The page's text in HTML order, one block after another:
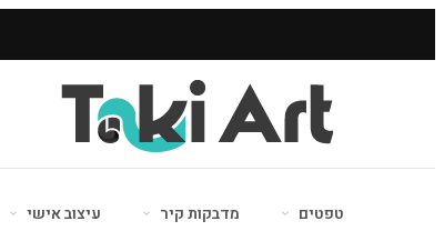
טפטים מדבקות קיר עיצוב אישי